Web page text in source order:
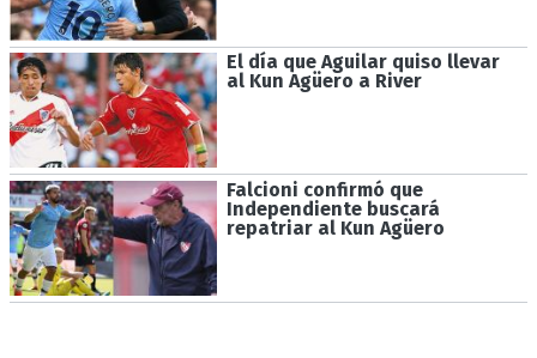
El día que Aguilar quiso llevar
al Kun Agüero a River
Falcioni confirmó que
Independiente buscará
repatriar al Kun Agüero